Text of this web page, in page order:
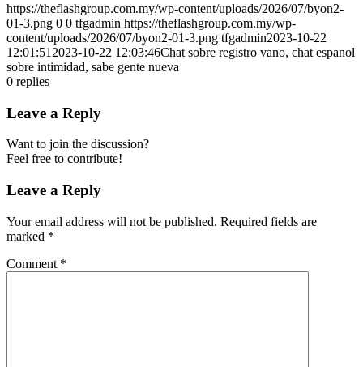
https://theflashgroup.com.my/wp-content/uploads/2026/07/byon2-
01-3.png 0 0 tfgadmin https://theflashgroup.com.my/wp-
content/uploads/2026/07/byon2-01-3.png tfgadmin2023-10-22
12:01:51 2023-10-22 12:03:46Chat sobre registro vano, chat espanol
sobre intimidad, sabe gente nueva
0 replies
Leave a Reply
Want to join the discussion?
Feel free to contribute!
Leave a Reply
Your email address will not be published. Required fields are
marked *
Comment *